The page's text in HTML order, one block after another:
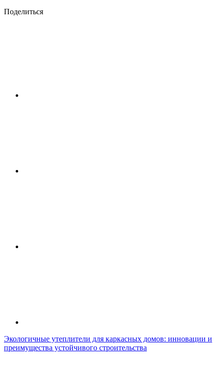
Поделиться
Экологичные утеплители для каркасных домов: инновации и
преимущества устойчивого строительства